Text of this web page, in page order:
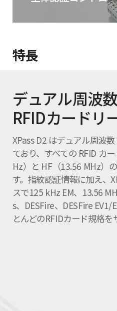
特長
デュアル周波
RFIDカードリ
XPass D2 はデュアル周波
ており、すべての RFID カ
Hz）と HF（13.56 MHz）
す。指紋認証情報に加え、
スで125 kHz EM、13.56
s、DESFire、DESFire
とんどのRFIDカード規格を